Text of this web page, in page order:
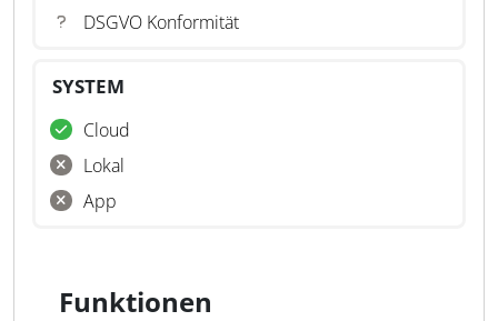
DSGVO Konformität
SYSTEM
Cloud
Lokal
App
Funktionen